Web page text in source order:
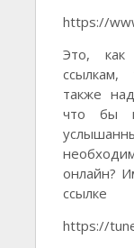
https://
Это,
также
что бы
онлайн?
ссылке
https://